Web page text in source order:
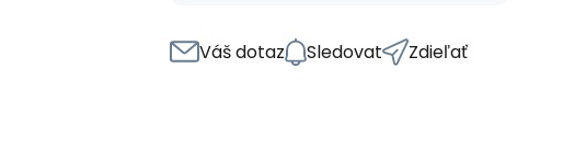
Váš dotaz Sledovat Zdieľať